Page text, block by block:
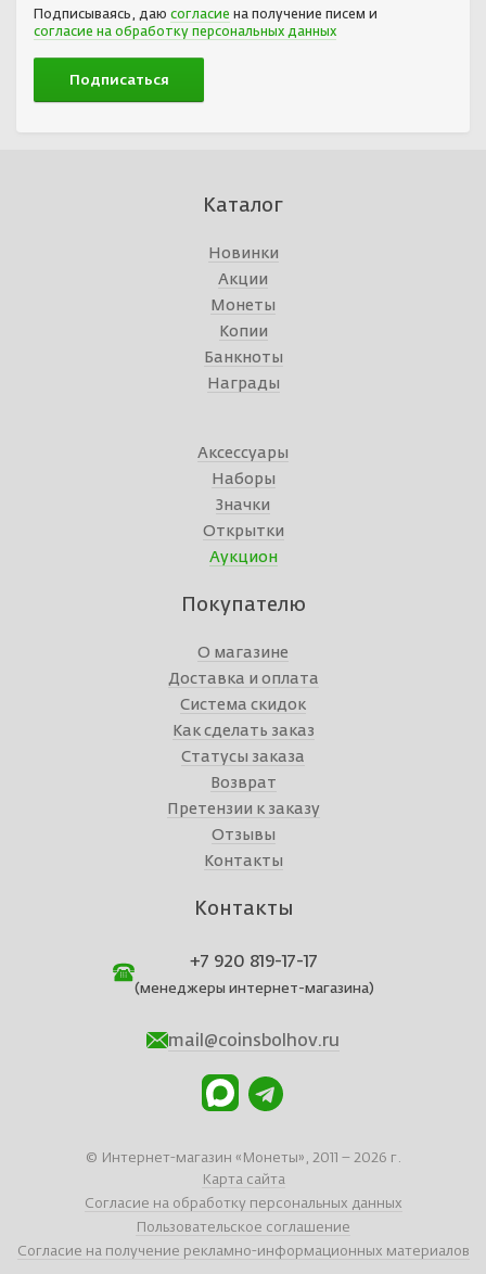
Подписываясь, даю согласие на получение писем и
согласие на обработку персональных данных
Каталог
Новинки
Акции
Монеты
Копии
Банкноты
Награды
Аксессуары
Наборы
Значки
Открытки
Аукцион
Покупателю
О магазине
Доставка и оплата
Система скидок
Как сделать заказ
Статусы заказа
Возврат
Претензии к заказу
Отзывы
Контакты
Контакты
+7 920 819-17-17
(менеджеры интернет-магазина)
mail@coinsbolhov.ru
© Интернет-магазин «Монеты», 2011 – 2026 г.
Карта сайта
Согласие на обработку персональных данных
Пользовательское соглашение
Согласие на получение рекламно-информационных материалов